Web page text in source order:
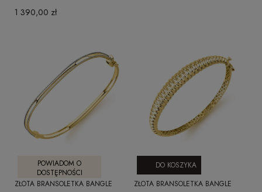
1 390,00 zł
ZŁOTA BRANSOLETKA BANGLE
POWIADOM O
DOSTĘPNOŚCI
ZŁOTA BRANSOLETKA BANGLE
DO KOSZYKA